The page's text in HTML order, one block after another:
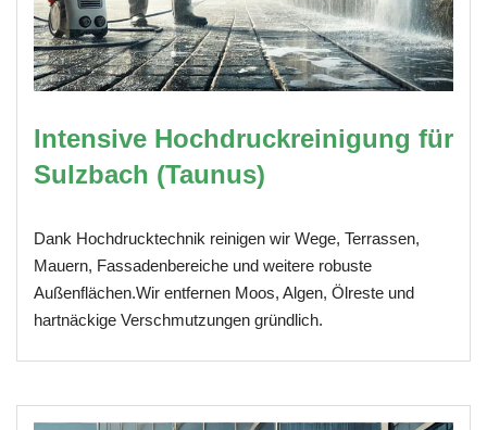
Intensive Hochdruckreinigung für
Sulzbach (Taunus)
Dank Hochdrucktechnik reinigen wir Wege, Terrassen,
Mauern, Fassadenbereiche und weitere robuste
Außenflächen.Wir entfernen Moos, Algen, Ölreste und
hartnäckige Verschmutzungen gründlich.